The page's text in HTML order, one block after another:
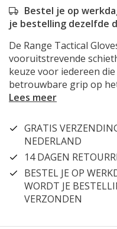
Bestel je op
je bestelling dezelfde
De Range Tactical
vooruitstrevende
keuze voor iedereen
betrouwbare grip op
Lees meer
GRATIS
NEDERLAND
14 DAGEN
BESTEL JE OP
WORDT JE
VERZONDEN